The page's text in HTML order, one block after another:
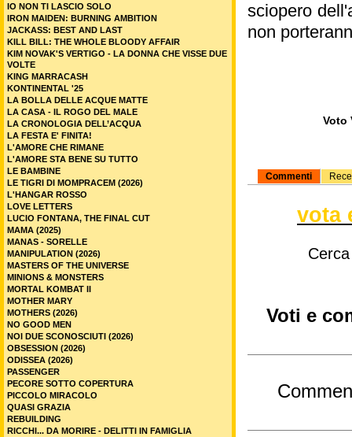
sciopero
non
Voto
Commenti
vota
Voti e
IO NON TI LASCIO SOLO
IRON MAIDEN: BURNING AMBITION
JACKASS: BEST AND LAST
KILL BILL: THE WHOLE BLOODY AFFAIR
KIM NOVAK'S VERTIGO - LA DONNA CHE VISSE DUE
VOLTE
KING MARRACASH
KONTINENTAL '25
LA BOLLA DELLE ACQUE MATTE
LA CASA - IL ROGO DEL MALE
LA CRONOLOGIA DELL’ACQUA
LA FESTA E' FINITA!
L'AMORE CHE RIMANE
L'AMORE STA BENE SU TUTTO
LE BAMBINE
LE TIGRI DI MOMPRACEM (2026)
L'HANGAR ROSSO
LOVE LETTERS
LUCIO FONTANA, THE FINAL CUT
MAMA (2025)
MANAS - SORELLE
MANIPULATION (2026)
MASTERS OF THE UNIVERSE
MINIONS & MONSTERS
MORTAL KOMBAT II
MOTHER MARY
MOTHERS (2026)
NO GOOD MEN
NOI DUE SCONOSCIUTI (2026)
OBSESSION (2026)
ODISSEA (2026)
PASSENGER
PECORE SOTTO COPERTURA
PICCOLO MIRACOLO
QUASI GRAZIA
REBUILDING
RICCHI... DA MORIRE - DELITTI IN FAMIGLIA